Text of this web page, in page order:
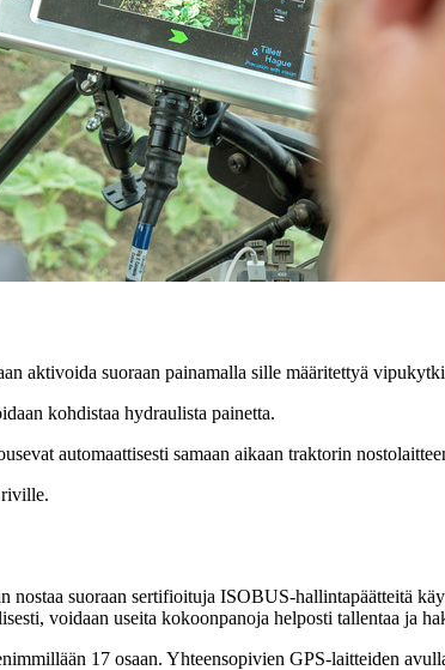
aktivoida suoraan painamalla sille määritettyä
kohdistaa hydraulista painetta.
automaattisesti samaan aikaan traktorin
riville.
suoraan sertifioituja ISOBUS-hallintapäätteitä
voidaan useita kokoonpanoja helposti tallentaa ja
17 osaan. Yhteensopivien GPS-laitteiden